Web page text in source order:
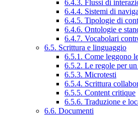
6.4.3. Flussi di
6.4.4. Sistemi di
6.4.5. Tipologie di
6.4.6. Ontologie e
6.4.7. Vocabolari
6.5. Scrittura e linguaggio
6.5.1. Come leggono
6.5.2. Le regole per
6.5.3. Microtesti
6.5.4. Scrittura
6.5.5. Content critique
6.5.6. Traduzione e
6.6. Documenti